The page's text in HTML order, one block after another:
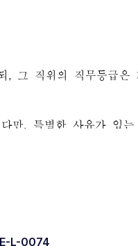
E-L-0074